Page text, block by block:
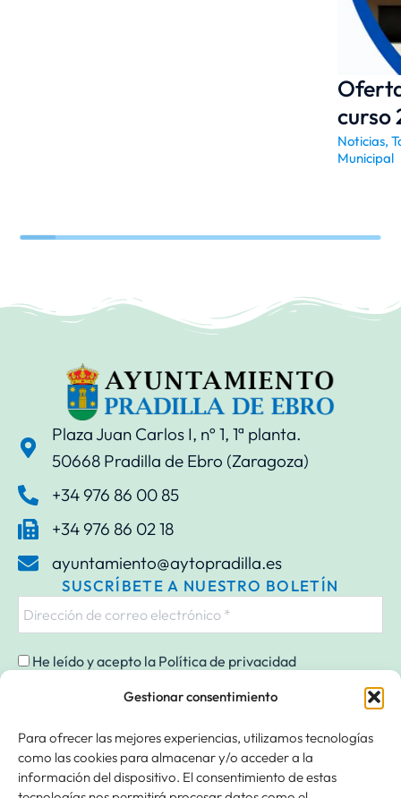
Gestionar consentimiento
Para ofrecer las mejores experiencias, utilizamos tecnologías
como las cookies para almacenar y/o acceder a la
información del dispositivo. El consentimiento de estas
Noticias,
Municipal
Plaza Juan Carlos I, nº 1, 1ª planta.
50668 Pradilla de Ebro (Zaragoza)
+34 976 86 00 85
+34 976 86 02 18
ayuntamiento@aytopradilla.es
SUSCRÍBETE A NUESTRO BOLETÍN
He leído y acepto la Política de privacidad
Responsable » Ayuntamiento de Pradilla de Ebro. / Finalidad »
enviarte nuestras publicaciones y noticias. / Legitimación » tu
consentimiento. / Destinatarios » solo se realizan cesiones si